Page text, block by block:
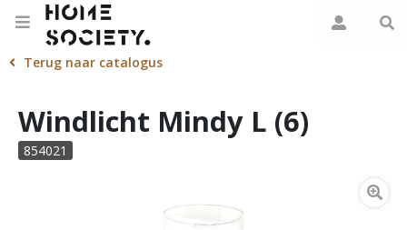
Terug naar catalogus
Windlicht Mindy L (6)
854021